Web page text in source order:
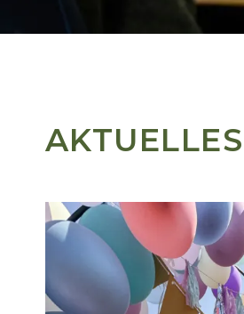
AKTUELLES